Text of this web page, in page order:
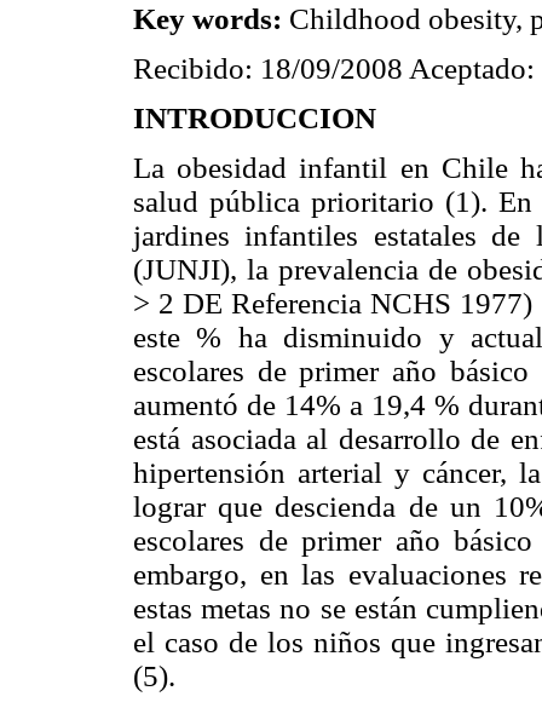
Key words: Childhood obesity,
Recibido: 18/09/2008
INTRODUCCION
La obesidad infantil en Chile
salud pública prioritario (1). En
jardines infantiles estatales
(JUNJI), la prevalencia de
> 2 DE Referencia NCHS
este % ha disminuido y
escolares de primer año
aumentó de 14% a 19,4 %
está asociada al desarrollo de
hipertensión arterial y cáncer,
lograr que descienda de un
escolares de primer año
embargo, en las evaluaciones
estas metas no se están
el caso de los niños que
(5).